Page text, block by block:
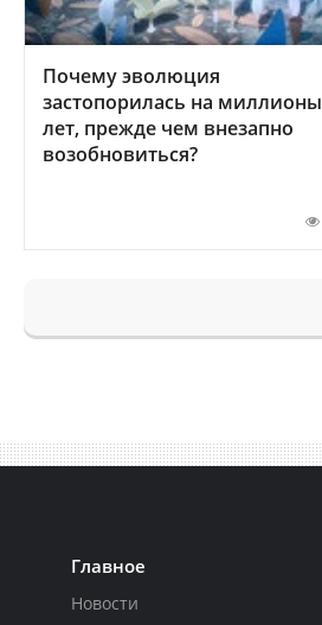
Почему эволюция
застопорилась на миллионы
лет, прежде чем внезапно
возобновиться?
Главное
Новости